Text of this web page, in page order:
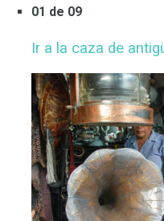
01 de 09
Ir a la caza de